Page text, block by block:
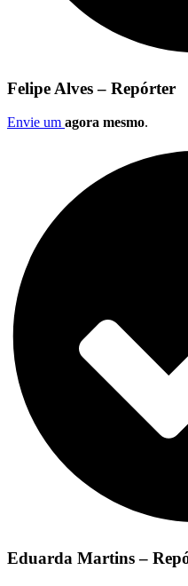
Felipe Alves – Repórter
Envie um agora mesmo.
Eduarda Martins –